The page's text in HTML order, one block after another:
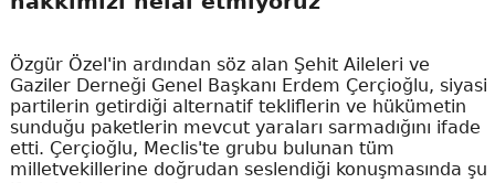
Özgür Özel'in ardından söz alan Şehit Aileleri ve
Gaziler Derneği Genel Başkanı Erdem Çerçioğlu, siyasi
partilerin getirdiği alternatif tekliflerin ve hükümetin
sunduğu paketlerin mevcut yaraları sarmadığını ifade
etti. Çerçioğlu, Meclis'te grubu bulunan tüm
milletvekillerine doğrudan seslendiği konuşmasında şu